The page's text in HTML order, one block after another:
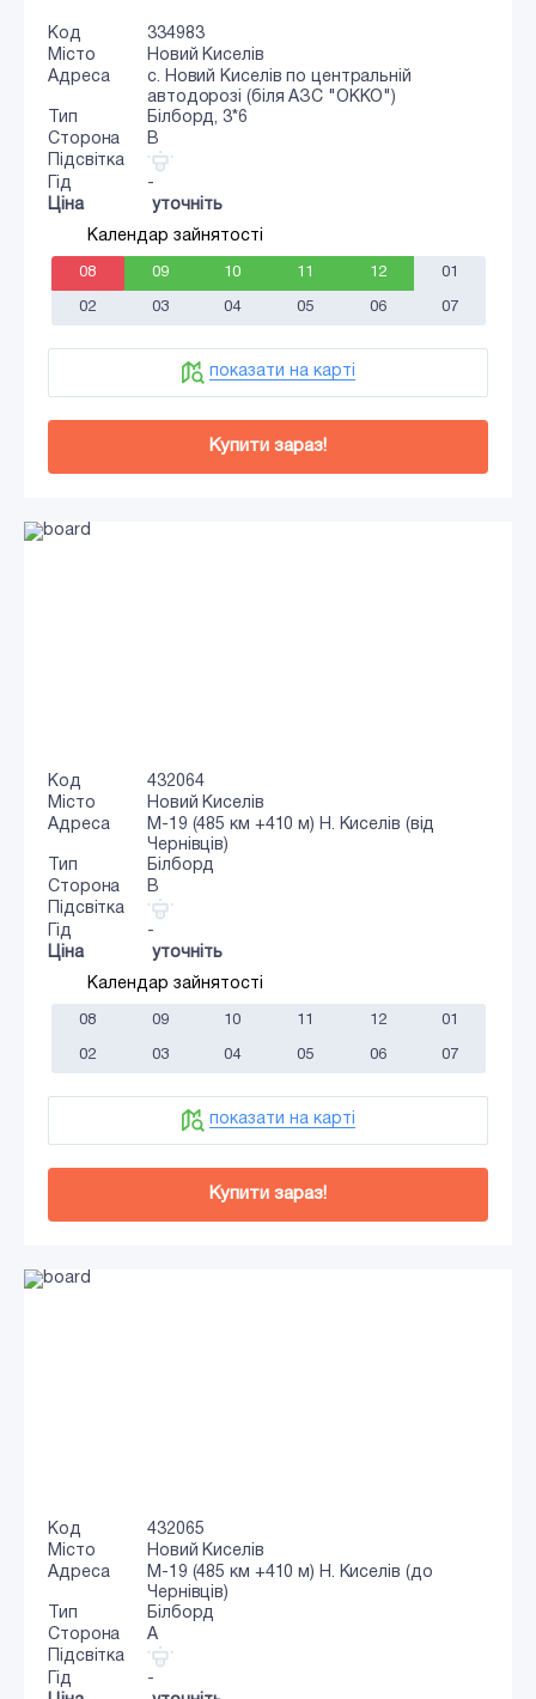
Код
334983
Місто
Новий Киселів
Адреса
с. Новий Киселів по центральній
автодорозі (біля АЗС "ОККО")
Тип
Білборд, 3*6
Сторона
B
Підсвітка
Гід
-
Ціна
уточніть
Календар зайнятості
08 09 10 11 12 01
02 03 04 05 06 07
показати на карті
Купити зараз!
Код
432064
Місто
Новий Киселів
Адреса
М-19 (485 км +410 м) Н. Киселів (від
Чернівців)
Тип
Білборд
Сторона
B
Підсвітка
Гід
-
Ціна
уточніть
Календар зайнятості
08 09 10 11 12 01
02 03 04 05 06 07
показати на карті
Купити зараз!
Код
432065
Місто
Новий Киселів
Адреса
М-19 (485 км +410 м) Н. Киселів (до
Чернівців)
Тип
Білборд
Сторона
A
Підсвітка
Гід
-